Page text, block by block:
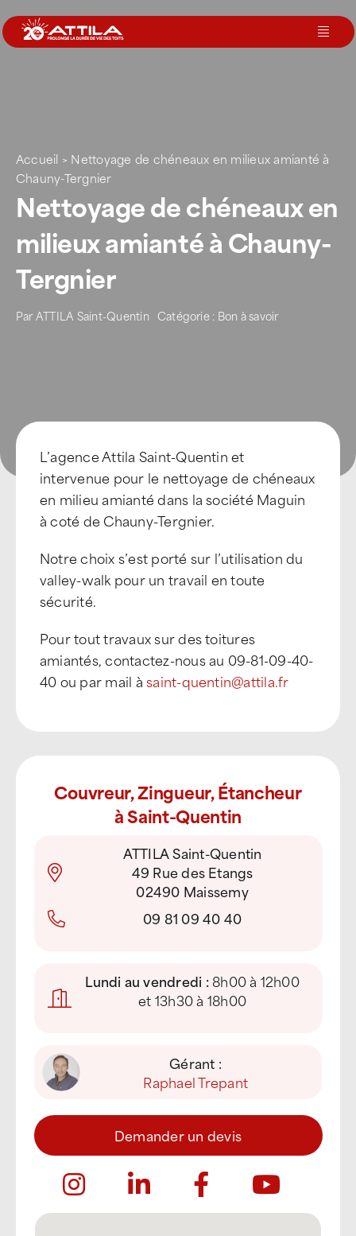
au
contenu
Nos agences
Votre toit
Rejoignez-nous
Accueil > Nettoyage de chéneaux en milieux amianté à
Chauny-Tergnier
Nettoyage de chéneaux en
milieux amianté à Chauny-
Tergnier
ParATTILA Saint-Quentin Catégorie : Bon à savoir
L’agence Attila Saint-Quentin et
intervenue pour le nettoyage de chéneaux
en milieu amianté dans la société Maguin
à coté de Chauny-Tergnier.
Notre choix s’est porté sur l’utilisation du
valley-walk pour un travail en toute
sécurité.
Pour tout travaux sur des toitures
amiantés, contactez-nous au 09-81-09-40-
40 ou par mail àsaint-quentin@attila.fr
Couvreur, Zingueur, Étancheur
à Saint-Quentin
ATTILA Saint-Quentin
49 Rue des Etangs
02490 Maissemy
09 81 09 40 40
Lundi au vendredi :8h00 à 12h00
et 13h30 à 18h00
Gérant :
Raphael Trepant
Demander un devis